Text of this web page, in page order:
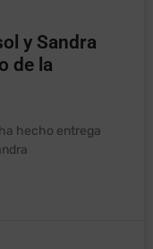
y Sandra
de la
hecho entrega